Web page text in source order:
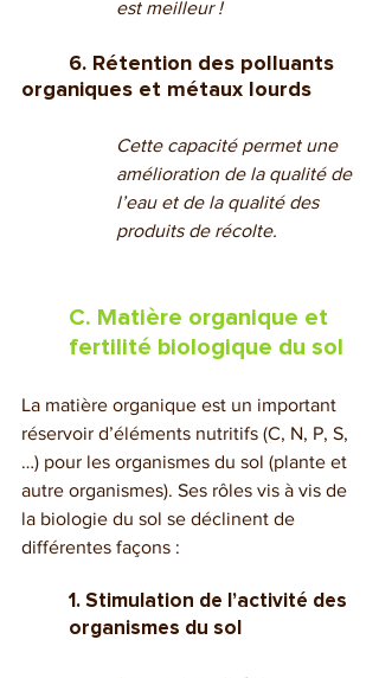
est meilleur !
6. Rétention des polluants
organiques et métaux lourds
Cette capacité permet une
amélioration de la qualité de
l’eau et de la qualité des
produits de récolte.
C. Matière organique et
fertilité biologique du sol
La matière organique est un important
réservoir d’éléments nutritifs (C, N, P, S,
…) pour les organismes du sol (plante et
autre organismes). Ses rôles vis à vis de
la biologie du sol se déclinent de
différentes façons :
1. Stimulation de l’activité des
organismes du sol